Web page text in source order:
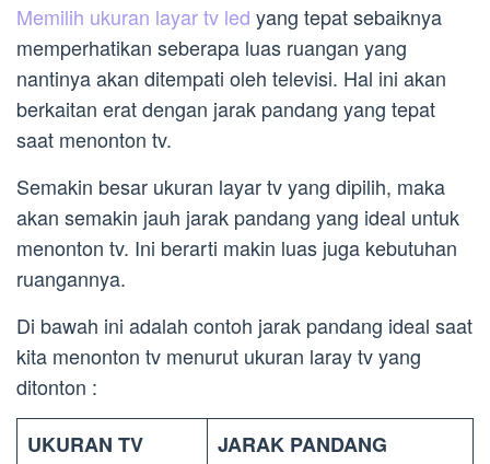
Memilih ukuran layar tv led yang tepat sebaiknya
memperhatikan seberapa luas ruangan yang
nantinya akan ditempati oleh televisi. Hal ini akan
berkaitan erat dengan jarak pandang yang tepat
saat menonton tv.
Semakin besar ukuran layar tv yang dipilih, maka
akan semakin jauh jarak pandang yang ideal untuk
menonton tv. Ini berarti makin luas juga kebutuhan
ruangannya.
Di bawah ini adalah contoh jarak pandang ideal saat
kita menonton tv menurut ukuran laray tv yang
ditonton :
UKURAN TV
JARAK PANDANG